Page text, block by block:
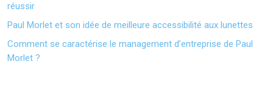
réussir
Paul Morlet et son idée de meilleure accessibilité aux lunettes
Comment se caractérise le management d’entreprise de Paul
Morlet ?